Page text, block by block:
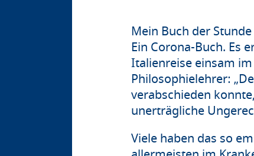
Mein Buch der
Ein Corona-Buch. Es
Italienreise einsam
Philosophielehrer:
verabschieden
unerträgliche
Viele haben das so